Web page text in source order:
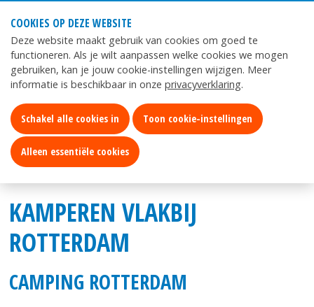
Mijn
Kurenpolder
App
ZOEKEN
KAMPEREN VLAKBIJ
ROTTERDAM
CAMPING ROTTERDAM
COOKIES OP DEZE WEBSITE
Deze website maakt gebruik van cookies om goed te
functioneren. Als je wilt aanpassen welke cookies we mogen
gebruiken, kan je jouw cookie-instellingen wijzigen. Meer
informatie is beschikbaar in onze privacyverklaring.
Schakel alle cookies in Toon cookie-instellingen
Alleen essentiële cookies